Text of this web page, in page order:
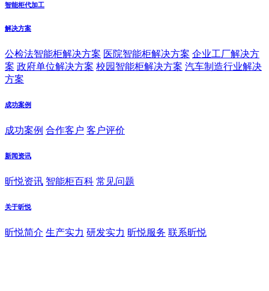
智能柜代加工
解决方案
公检法智能柜解决方案 医院智能柜解决方案 企业工厂解决方
案 政府单位解决方案 校园智能柜解决方案 汽车制造行业解决
方案
成功案例
成功案例 合作客户 客户评价
新闻资讯
昕悦资讯 智能柜百科 常见问题
关于昕悦
昕悦简介 生产实力 研发实力 昕悦服务 联系昕悦